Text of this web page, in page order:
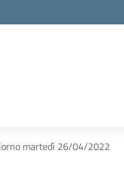
martedì 26/04/2022